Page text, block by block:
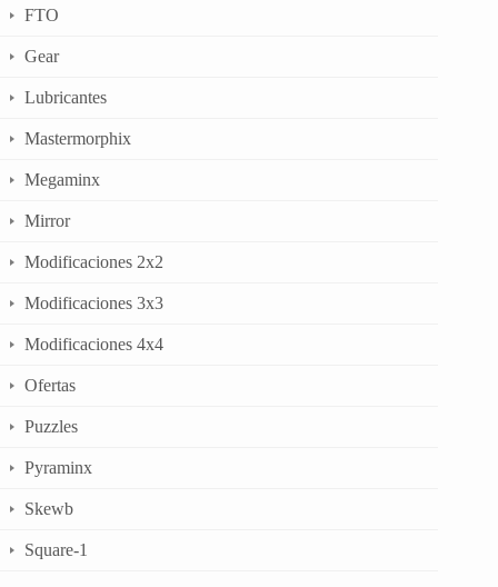
FTO
Gear
Lubricantes
Mastermorphix
Megaminx
Mirror
Modificaciones 2x2
Modificaciones 3x3
Modificaciones 4x4
Ofertas
Puzzles
Pyraminx
Skewb
Square-1